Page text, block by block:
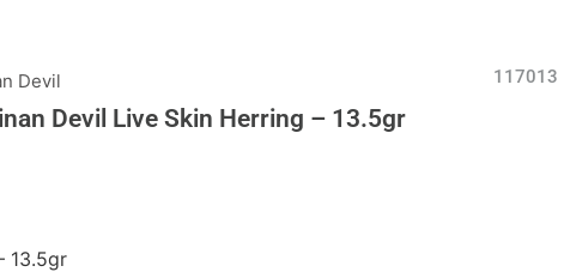
Devil 117013
Devil Live Skin Herring – 13.5gr
13.5gr